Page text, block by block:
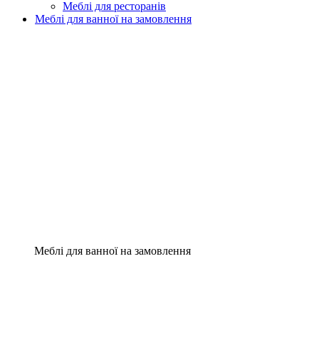
Меблі для ресторанів
Меблі для ванної на замовлення
Меблі для ванної на замовлення